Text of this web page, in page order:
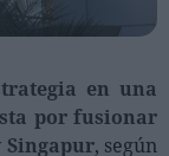
en una
por fusionar
Singapur, según